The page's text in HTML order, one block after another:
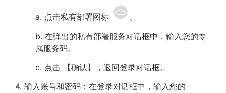
a. 点击私有部署图标
。
b. 在弹出的私有部署服务对话框中，输入您的专
属服务码。
c. 点击 【确认】，返回登录对话框。
4. 输入账号和密码：在登录对话框中，输入您的